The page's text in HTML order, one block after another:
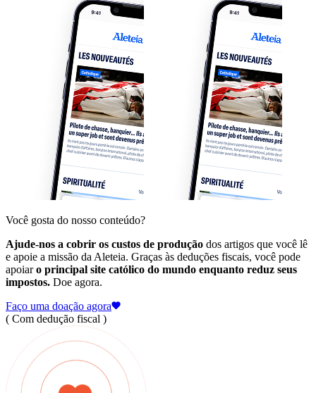
Você gosta do nosso conteúdo?
Ajude-nos a cobrir os custos de produção dos artigos que você lê
e apoie a missão da Aleteia. Graças às deduções fiscais, você pode
apoiaro principal site católico do mundo enquanto reduz seus
impostos. Doe agora.
Faço uma doação agora
( Com dedução fiscal )